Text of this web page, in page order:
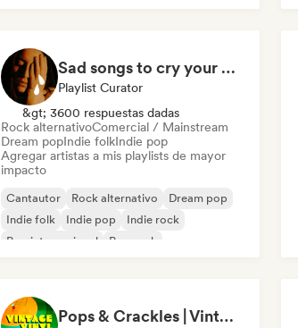
Sad songs to cry your eyes out
Playlist Curator
&gt; 3600 respuestas dadas
Rock alternativoComercial / Mainstream
Dream popIndie folkIndie pop
Agregar artistas a mis playlists de mayor
impacto
Cantautor Rock alternativo
Dream pop
Indie folk
Indie pop
Indie rock
Pop internacional
Pop rock
Pops & Crackles | Vintage Vinyl Vibes